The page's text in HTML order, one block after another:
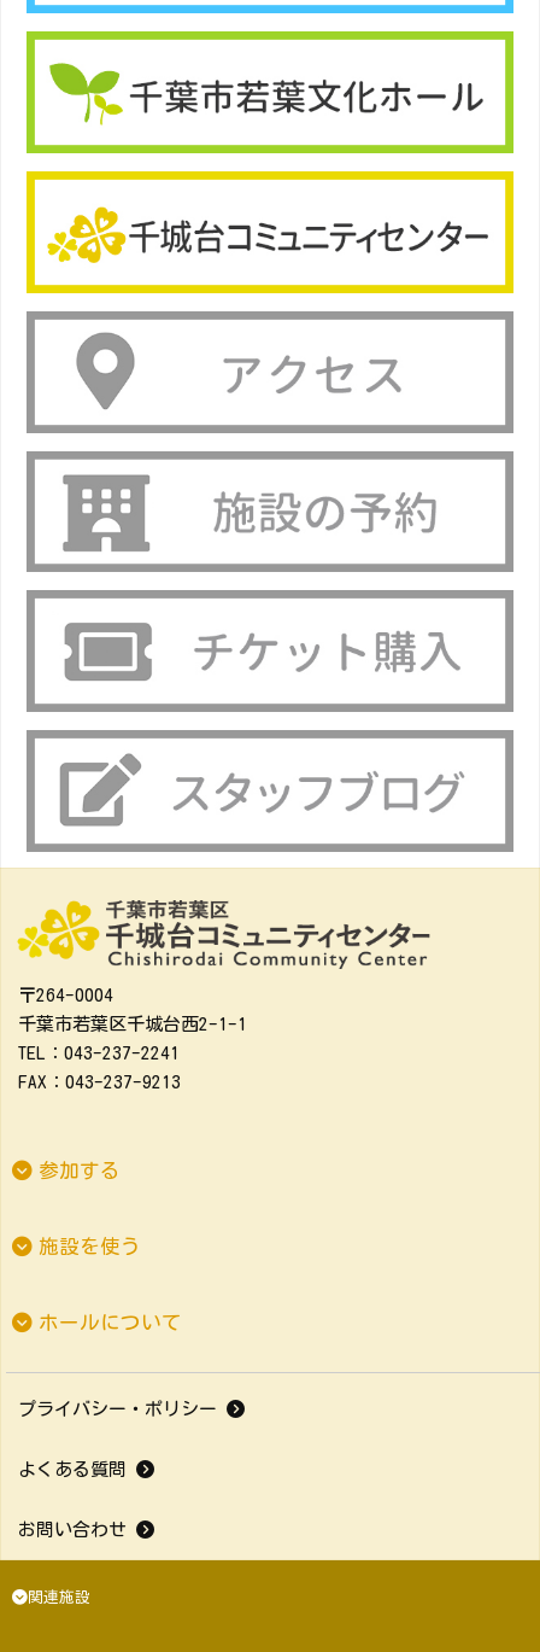
〒264-0004
千葉市若葉区千城台西2-1-1
TEL：043-237-2241
FAX：043-237-9213
参加する
施設を使う
ホールについて
プライバシー・ポリシー
よくある質問
お問い合わせ
関連施設